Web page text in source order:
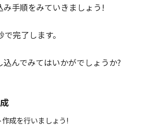
み手順をみていきましょう!
完了します。
込んでみてはいかがでしょうか?
成を行いましょう!